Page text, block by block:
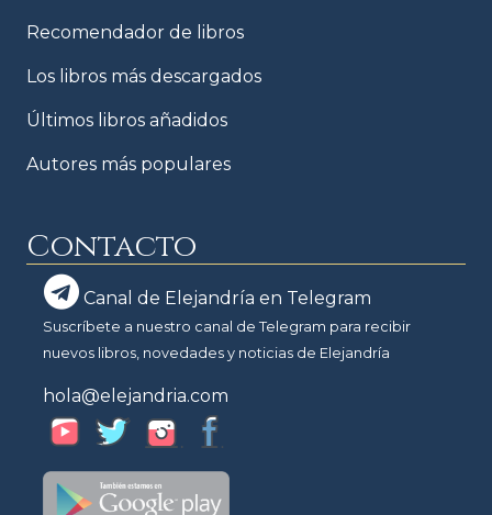
Recomendador de libros
Los libros más descargados
Últimos libros añadidos
Autores más populares
Contacto
Canal de Elejandría en Telegram
Suscríbete a nuestro canal de Telegram para recibir
nuevos libros, novedades y noticias de Elejandría
hola@elejandria.com